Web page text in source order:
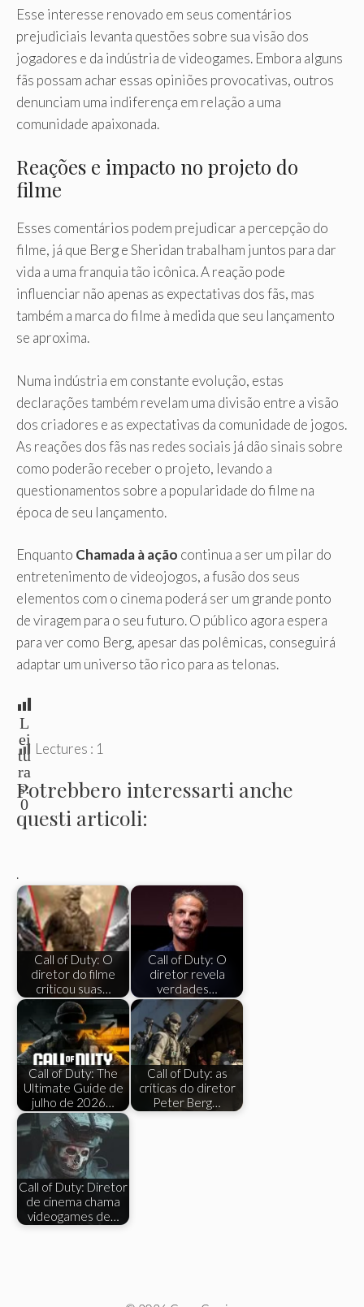
Esse interesse renovado em seus comentários
prejudiciais levanta questões sobre sua visão dos
jogadores e da indústria de videogames. Embora alguns
fãs possam achar essas opiniões provocativas, outros
denunciam uma indiferença em relação a uma
comunidade apaixonada.
Reações e impacto no projeto do
filme
Esses comentários podem prejudicar a percepção do
filme, já que Berg e Sheridan trabalham juntos para dar
vida a uma franquia tão icônica. A reação pode
influenciar não apenas as expectativas dos fãs, mas
também a marca do filme à medida que seu lançamento
se aproxima.
Numa indústria em constante evolução, estas
declarações também revelam uma divisão entre a visão
dos criadores e as expectativas da comunidade de jogos.
As reações dos fãs nas redes sociais já dão sinais sobre
como poderão receber o projeto, levando a
questionamentos sobre a popularidade do filme na
época de seu lançamento.
Enquanto Chamada à ação continua a ser um pilar do
entretenimento de videojogos, a fusão dos seus
elementos com o cinema poderá ser um grande ponto
de viragem para o seu futuro. O público agora espera
para ver como Berg, apesar das polêmicas, conseguirá
adaptar um universo tão rico para as telonas.
L
ei
tu
ra
s:
0
Lectures : 1
Potrebbero interessarti anche
questi articoli:
.
Call of Duty: O
diretor do filme
criticou suas…
Call of Duty: O
diretor revela
verdades…
Call of Duty: The
Ultimate Guide de
julho de 2026…
Call of Duty: as
críticas do diretor
Peter Berg…
Call of Duty: Diretor
de cinema chama
videogames de…